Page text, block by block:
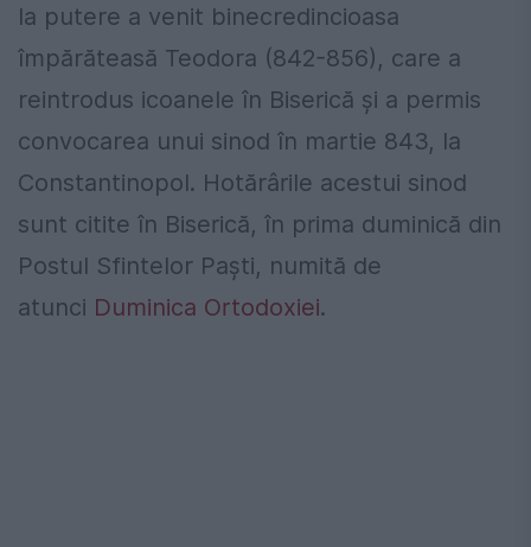
la putere a venit binecredincioasa
împărăteasă Teodora (842-856), care a
reintrodus icoanele în Biserică și a permis
convocarea unui sinod în martie 843, la
Constantinopol. Hotărârile acestui sinod
sunt citite în Biserică, în prima duminică din
Postul Sfintelor Paști, numită de
atunci Duminica Ortodoxiei.